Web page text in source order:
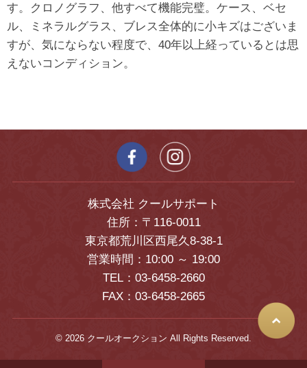
す。クロノグラフ、他すべて機能完璧。ケース、ベセ
ル、ミネラルグラス、ブレス全体的に小キズはございま
すが、気にならない程度で、40年以上経っているとは思
えないコンディション。
株式会社 クールサポート
住所：〒116-0011
東京都荒川区西尾久8-38-1
営業時間：10:00 ～ 19:00
TEL：03-6458-2660
FAX：03-6458-2665
© 2026 クールオークション All Rights Reserved.